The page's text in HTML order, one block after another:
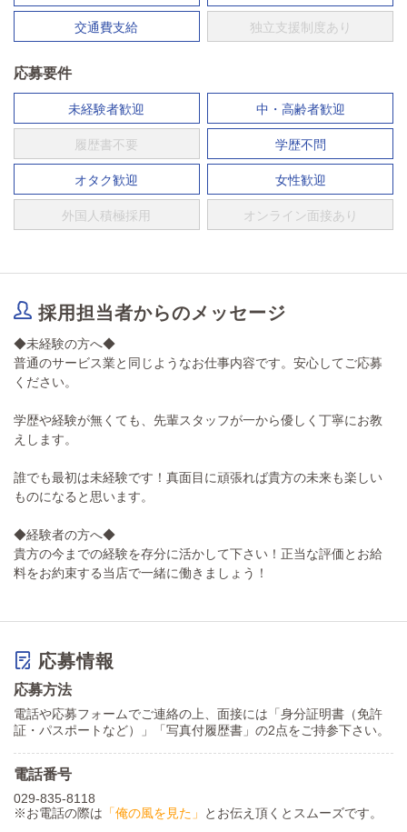
交通費支給 独立支援制度あり
応募要件
未経験者歓迎 中・高齢者歓迎
履歴書不要 学歴不問
オタク歓迎 女性歓迎
外国人積極採用 オンライン面接あり
採用担当者からのメッセージ
◆未経験の方へ◆
普通のサービス業と同じようなお仕事内容です。安心してご応募
ください。
学歴や経験が無くても、先輩スタッフが一から優しく丁寧にお教
えします。
誰でも最初は未経験です！真面目に頑張れば貴方の未来も楽しい
ものになると思います。
◆経験者の方へ◆
貴方の今までの経験を存分に活かして下さい！正当な評価とお給
料をお約束する当店で一緒に働きましょう！
応募情報
応募方法
電話や応募フォームでご連絡の上、面接には「身分証明書（免許
証・パスポートなど）」「写真付履歴書」の2点をご持参下さい。
電話番号
029-835-8118
※お電話の際は 「俺の風を見た」 とお伝え頂くとスムーズです。